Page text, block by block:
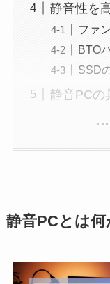
静音性を
ファ
BTO
SSD
静音PCの
静音PCとは何